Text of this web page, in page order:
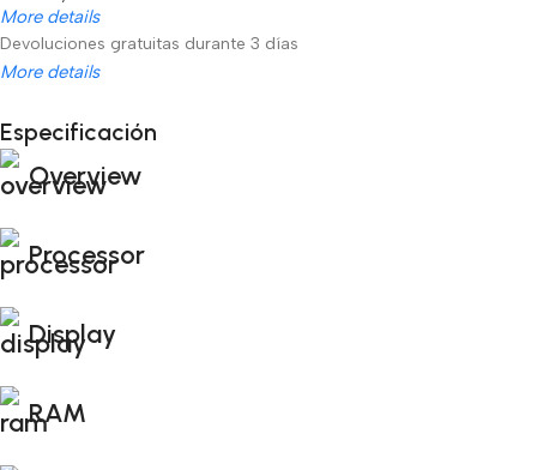
More details
Devoluciones gratuitas durante 3 días
More details
Unbeatable offers
Black Friday Blowout!
Especificación
Overview
Processor
Display
RAM